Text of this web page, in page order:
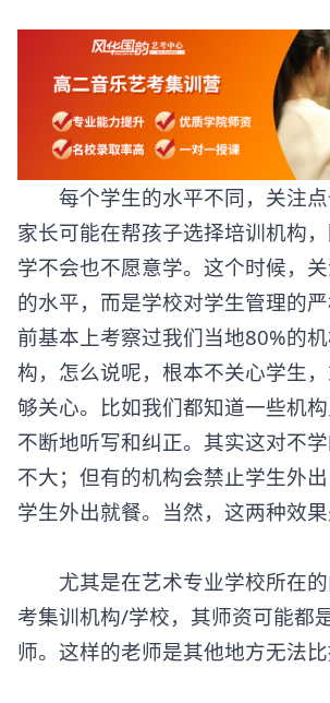
每个学生的水平不同，关注点
家长可能在帮孩子选择培训机构
学不会也不愿意学。这个时候，
的水平，而是学校对学生管理的
前基本上考察过我们当地80%的
构，怎么说呢，根本不关心学生
够关心。比如我们都知道一些机
不断地听写和纠正。其实这对不
不大；但有的机构会禁止学生外
学生外出就餐。当然，这两种效果
尤其是在艺术专业学校所在的
考集训机构/学校，其师资可能都
师。这样的老师是其他地方无法比